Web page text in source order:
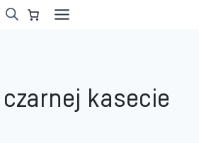
kasecie